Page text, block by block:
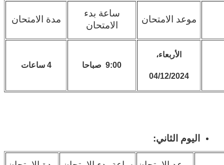
موعد الامتحان
ساعة بدء
الامتحان
مدة الامتحان
الأربعاء،
04/12/2024
9:00 صباحا 4 ساعات
اليوم الثاني: